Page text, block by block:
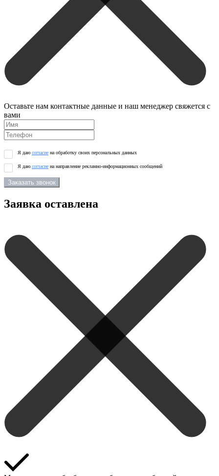
Оставьте нам контактные данные и наш менеджер свяжется с
вами
Я даю согласие на обработку своих персональных данных
Я даю согласие на направление рекламно-информационных сообщений
Заказать звонок
Заявка оставлена